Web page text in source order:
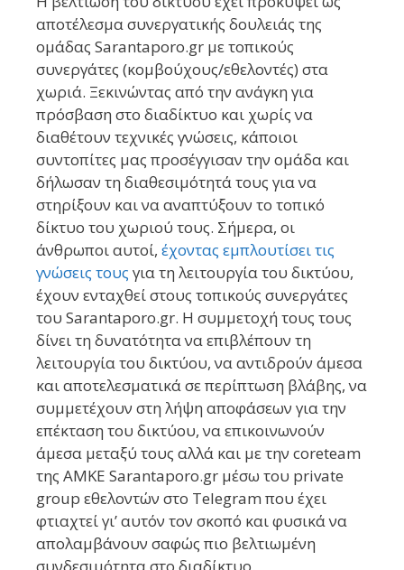
αποτέλεσμα συνεργατικής δουλειάς της
ομάδας Sarantaporo.gr με τοπικούς
συνεργάτες (κομβούχους/εθελοντές) στα
χωριά. Ξεκινώντας από την ανάγκη για
πρόσβαση στο διαδίκτυο και χωρίς να
διαθέτουν τεχνικές γνώσεις, κάποιοι
συντοπίτες μας προσέγγισαν την ομάδα και
δήλωσαν τη διαθεσιμότητά τους για να
στηρίξουν και να αναπτύξουν το τοπικό
δίκτυο του χωριού τους. Σήμερα, οι
άνθρωποι αυτοί, έχοντας εμπλουτίσει τις
γνώσεις τους για τη λειτουργία του δικτύου,
έχουν ενταχθεί στους τοπικούς συνεργάτες
του Sarantaporo.gr. Η συμμετοχή τους τους
δίνει τη δυνατότητα να επιβλέπουν τη
λειτουργία του δικτύου, να αντιδρούν άμεσα
και αποτελεσματικά σε περίπτωση βλάβης, να
συμμετέχουν στη λήψη αποφάσεων για την
επέκταση του δικτύου, να επικοινωνούν
άμεσα μεταξύ τους αλλά και με την coreteam
της AMKE Sarantaporo.gr μέσω του private
group εθελοντών στο Telegram που έχει
φτιαχτεί γι’ αυτόν τον σκοπό και φυσικά να
απολαμβάνουν σαφώς πιο βελτιωμένη